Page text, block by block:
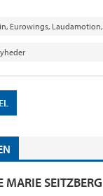
, Eurowings, Laudamotion,
MARIE SEITZBERG